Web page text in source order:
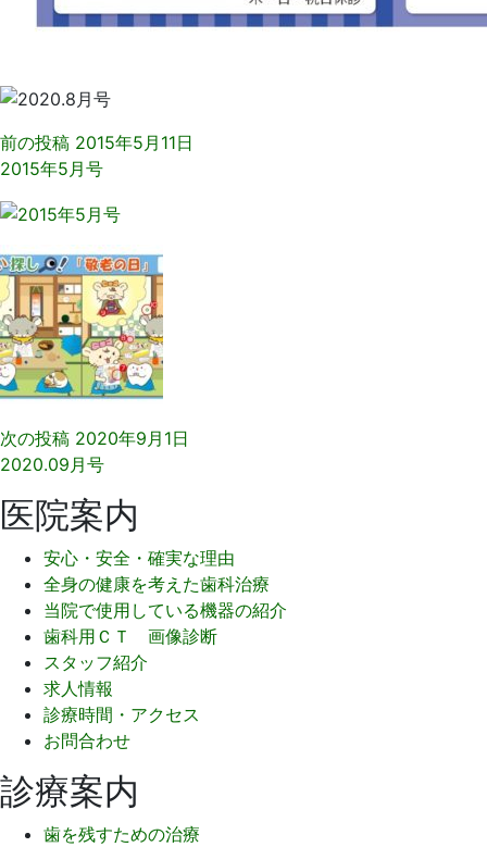
前の投稿 2015年5月11日
2015年5月号
次の投稿 2020年9月1日
2020.09月号
医院案内
安心・安全・確実な理由
全身の健康を考えた歯科治療
当院で使用している機器の紹介
歯科用ＣＴ 画像診断
スタッフ紹介
求人情報
診療時間・アクセス
お問合わせ
診療案内
歯を残すための治療